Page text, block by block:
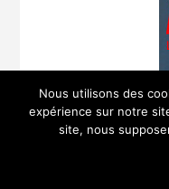
Nous utilisons des
expérience sur notre
site, nous